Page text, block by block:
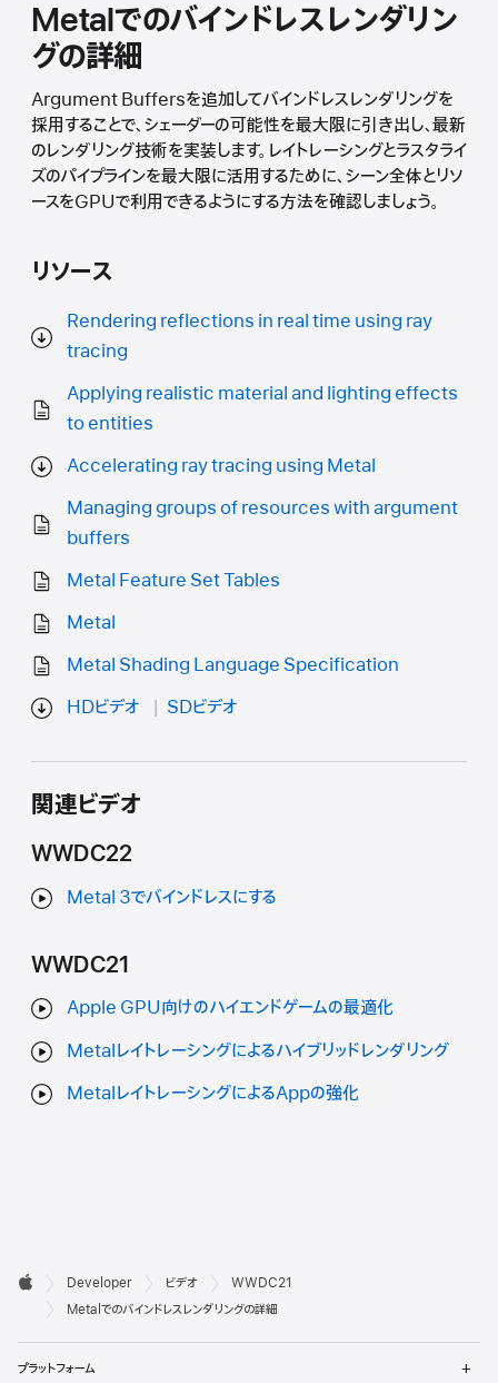
Metalでのバインドレスレンダリン
グの詳細
Argument Buffersを追加してバインドレスレンダリングを
採用することで、シェーダーの可能性を最大限に引き出し、最新
のレンダリング技術を実装します。レイトレーシングとラスタライ
ズのパイプラインを最大限に活用するために、シーン全体とリソ
ースをGPUで利用できるようにする方法を確認しましょう。
リソース
Rendering reflections in real time using ray
tracing
Applying realistic material and lighting effects
to entities
Accelerating ray tracing using Metal
Managing groups of resources with argument
buffers
Metal Feature Set Tables
Metal
Metal Shading Language Specification
HDビデオ
SDビデオ
関連ビデオ
WWDC22
Metal 3でバインドレスにする
WWDC21
Apple GPU向けのハイエンドゲームの最適化
Metalレイトレーシングによるハイブリッドレンダリング
MetalレイトレーシングによるAppの強化
デ
ロ

Apple
Developer ビデオ
WWDC21
Metalでのバインドレスレンダリングの詳細
プラットフォーム